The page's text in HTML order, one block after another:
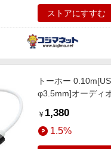
ストアにすすむ
トーホー
φ3.5mm]オーディ
￥ 1,380
1.5%